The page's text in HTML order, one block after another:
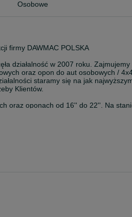
Osobowe
firmy DAWMAC POLSKA
działalność w 2007 roku. Zajmujemy
oraz opon do aut osobowych /
staramy się na jak
Klientów.
oraz oponach od 16'' do 22''. Na
jak: ISPIRI, OEMS, VEEMANN,
na wysokości zadania jeśli chodzi o
auta.